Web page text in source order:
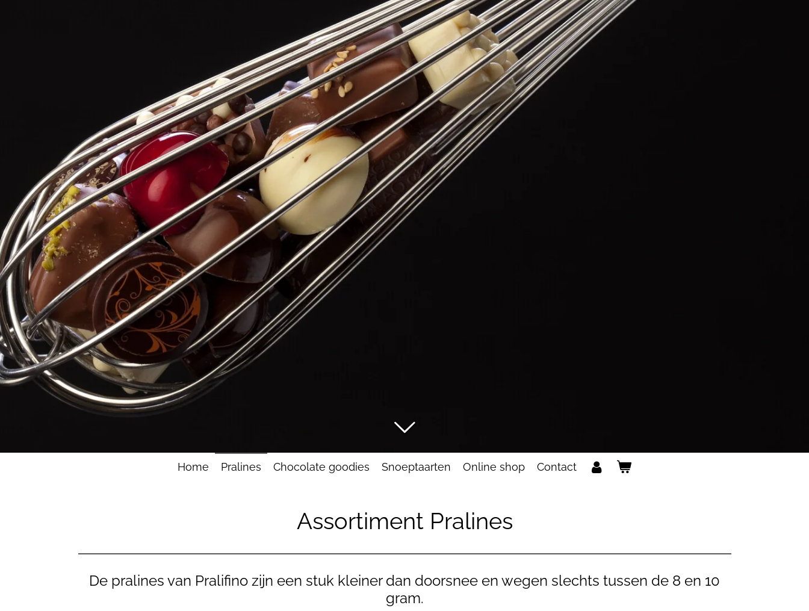
Home Pralines Chocolate goodies Snoeptaarten Online shop Contact
Assortiment Pralines
De pralines van Pralifino zijn een stuk kleiner dan doorsnee en wegen slechts tussen de 8 en 10
gram.